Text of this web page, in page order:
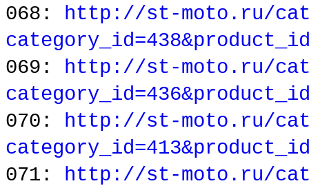
068: http://st-moto.ru/
069: http://st-moto.ru/
070: http://st-moto.ru/
071: http://st-moto.ru/